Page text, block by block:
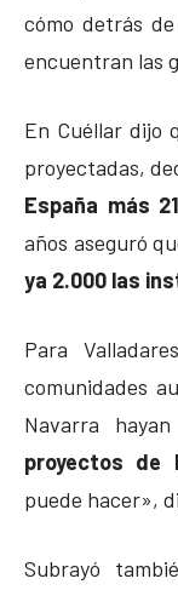
cómo detrás
encuentran las
En Cuéllar dijo
proyectadas,
España más
años aseguró
ya 2.000 las
Para
comunidades
Navarra
proyectos de
puede hacer»,
Subrayó